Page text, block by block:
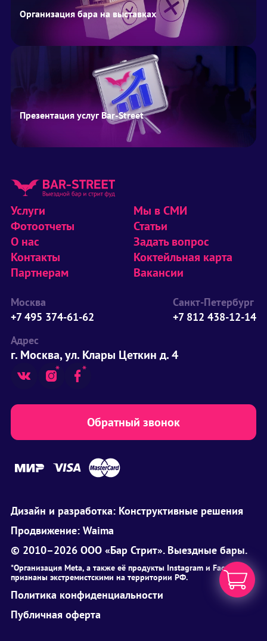
Организация бара на выставках
Презентация услуг Bar-Street
Услуги
Фотоотчеты
О нас
Контакты
Партнерам
Мы в СМИ
Статьи
Задать вопрос
Коктейльная карта
Вакансии
Москва
+7 495 374-61-62
Санкт-Петербург
+7 812 438-12-14
Адрес
г. Москва, ул. Клары Цеткин д. 4
Обратный звонок
Дизайн и разработка: Конструктивные решения
Продвижение: Waima
© 2010–2026 ООО «Бар Стрит». Выездные бары.
*Организация Meta, а также её продукты Instagram и Facebook
признаны экстремистскими на территории РФ.
Политика конфиденциальности
Публичная оферта